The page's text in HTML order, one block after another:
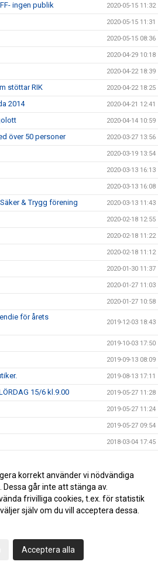
ingen publik 2020-05-15 11:32
2020-05-15 11:31
2020-05-15 08:36
2020-04-29 10:18
2020-04-22 18:39
stöttar RIK 2020-04-22 18:25
2014 2020-04-21 12:41
2020-04-14 10:59
över 50 personer 2020-03-27 13:56
2020-03-19 13:54
2020-03-13 16:13
2020-03-13 16:08
& Trygg förening 2020-03-13 11:43
2020-02-18 12:55
2020-02-18 11:22
2020-02-18 11:12
2020-01-30 11:37
2020-01-27 11:03
2020-01-27 10:58
för årets
2019-12-03 18:43
2019-10-03 17:50
2019-09-13 08:09
2019-08-13 17:11
15/6 kl.9.00 2019-05-27 11:28
2019-05-27 11:24
2019-05-27 09:54
2018-03-04 17:45
2017-10-15 21:21
2017-10-14 16:28
korrekt använder vi nödvändiga
går inte att stänga av.
frivilliga cookies, t.ex. för statistik
själv om du vill acceptera dessa.
Acceptera alla